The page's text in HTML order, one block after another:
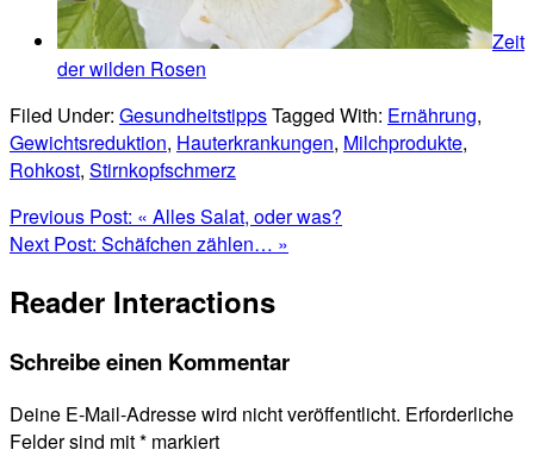
Zeit
der wilden Rosen
Filed Under: GesundheitstippsTagged With: Ernährung,
Gewichtsreduktion, Hauterkrankungen, Milchprodukte,
Rohkost, Stirnkopfschmerz
Previous Post: « Alles Salat, oder was?
Next Post: Schäfchen zählen… »
Reader Interactions
Schreibe einen Kommentar
Deine E-Mail-Adresse wird nicht veröffentlicht. Erforderliche
Felder sind mit* markiert